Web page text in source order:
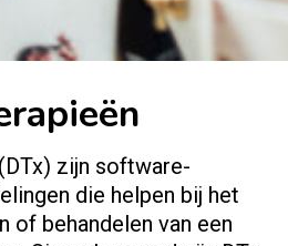
zijn software-
die helpen bij het
of behandelen van een